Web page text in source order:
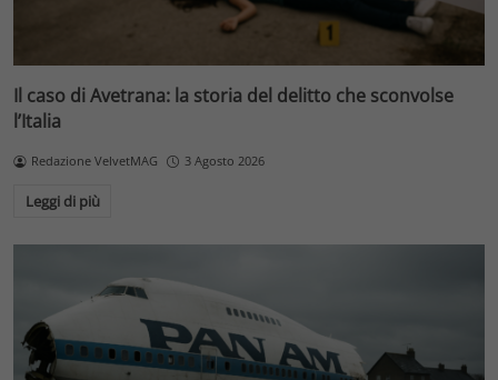
Il caso di Avetrana: la storia del delitto che sconvolse
l’Italia
Redazione VelvetMAG 3 Agosto 2026
Leggi di più